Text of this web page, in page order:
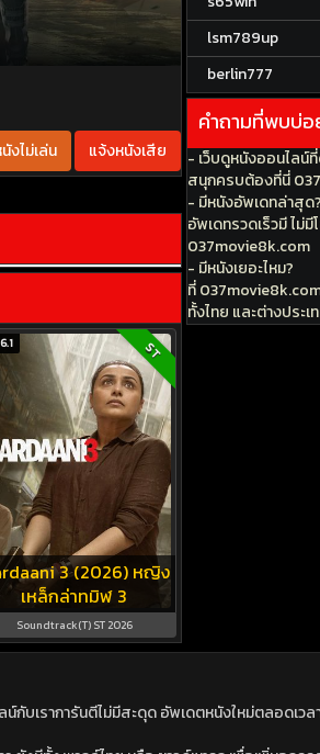
งไม่เล่น แจ้งหนังเสีย
3 (2026) หญิง
เหล็กล่าทมิฬ 3
6.1 ST
Soundtrack(T) ST 2026
lsm789up
berlin777
คำถามที่พบบ่อ
- เว็บดูหนังออนไลน์
สนุกครบต้องที่นี่
- มีหนังอัพเดทล่าสุด?
อัพเดทรวดเร็วมี ไม่
037movie8k.com
- มีหนังเยอะไหม?
ที่
ทั้งไทย และต่างประ
บเราการันตีไม่มีสะดุด อัพเดตหนังใหม่ตลอดเวล